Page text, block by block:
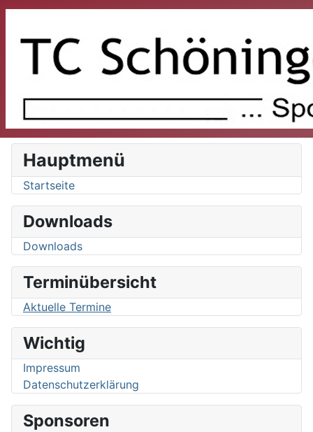
Hauptmenü
Startseite
Downloads
Downloads
Terminübersicht
Aktuelle Termine
Wichtig
Impressum
Datenschutzerklärung
Sponsoren